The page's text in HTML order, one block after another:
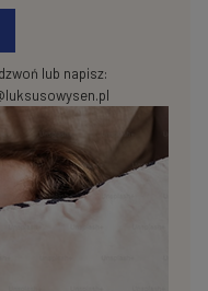
lub napisz: